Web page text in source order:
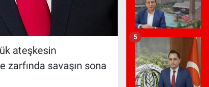
ateşkesin
zarfında savaşın sona
5